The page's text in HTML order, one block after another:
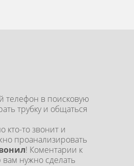
телефон в поисковую
трубку и общаться
кто-то звонит и
проанализировать
! Коментарии к
нужно сделать